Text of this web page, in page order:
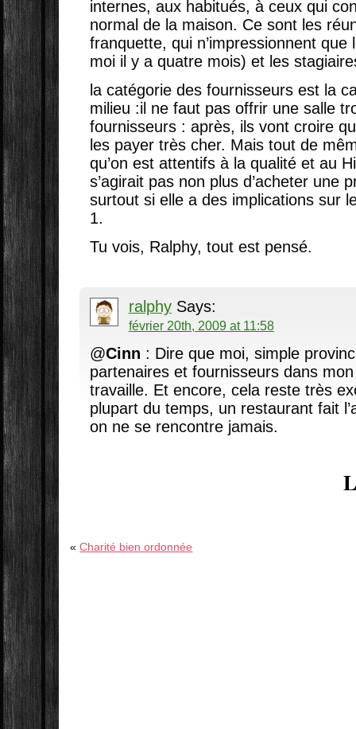
internes, aux habitués, à ceux qui
normal de la maison. Ce sont les
franquette, qui n’impressionnent
moi il y a quatre mois) et les
la catégorie des fournisseurs est la
milieu :il ne faut pas offrir une salle
fournisseurs : après, ils vont croire
les payer très cher. Mais tout de
qu’on est attentifs à la qualité et au
s’agirait pas non plus d’acheter une
surtout si elle a des implications sur
1.
Tu vois, Ralphy, tout est pensé.
ralphySays:
février 20th, 2009 at 11:58
@Cinn : Dire que moi, simple
partenaires et fournisseurs dans
travaille. Et encore, cela reste très
plupart du temps, un restaurant fait
on ne se rencontre jamais.
«Charité bien ordonnée